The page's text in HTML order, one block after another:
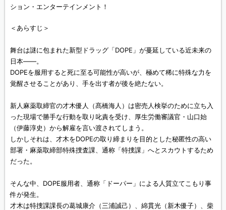
ション・エンターテインメント！
＜あらすじ＞
舞台は謎に包まれた新型ドラッグ「DOPE」が蔓延している近未来の
日本――。
DOPEを服用すると死に至る可能性が高いが、極めて稀に特殊な力を
覚醒させることがあり、手を出す者が後を絶たない。
新人麻薬取締官の才木優人（髙橋海人）は密売人検挙のために立ち入
った現場で勝手な行動を取り叱責を受け、厚生労働審議官・山口始
（伊藤淳史）から解雇を言い渡されてしまう。
しかしそれは、才木をDOPEの取り締まりを目的とした秘匿性の高い
部署・麻薬取締部特殊捜査課、通称「特捜課」へとスカウトするため
だった。
そんな中、DOPE服用者、通称「ドーパー」による人質立てこもり事
件が発生。
才木は特捜課課長の葛城康介（三浦誠己）、綿貫光（新木優子）、柴